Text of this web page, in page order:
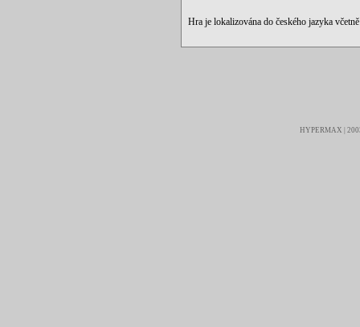
Hra je lokalizována do českého jazyka
HYPERMAX |